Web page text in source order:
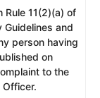
Rule 11(2)(a) of
Guidelines and
person having
on
to the